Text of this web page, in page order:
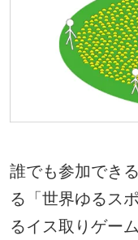
誰でも参加でき
る「世界ゆるス
るイス取りゲー